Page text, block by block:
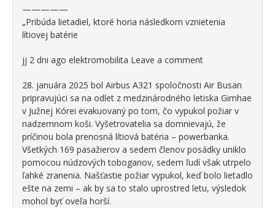
—————
„Pribúda lietadiel, ktoré horia následkom vznietenia
lítiovej batérie
jj 2 dni ago elektromobilita Leave a comment
28. januára 2025 bol Airbus A321 spoločnosti Air Busan
pripravujúci sa na odlet z medzinárodného letiska Gimhae
v Južnej Kórei evakuovaný po tom, čo vypukol požiar v
nadzemnom koši. Vyšetrovatelia sa domnievajú, že
príčinou bola prenosná lítiová batéria – powerbanka.
Všetkých 169 pasažierov a sedem členov posádky uniklo
pomocou núdzových toboganov, sedem ľudí však utrpelo
ľahké zranenia. Našťastie požiar vypukol, keď bolo lietadlo
ešte na zemi – ak by sa to stalo uprostred letu, výsledok
mohol byť oveľa horší.